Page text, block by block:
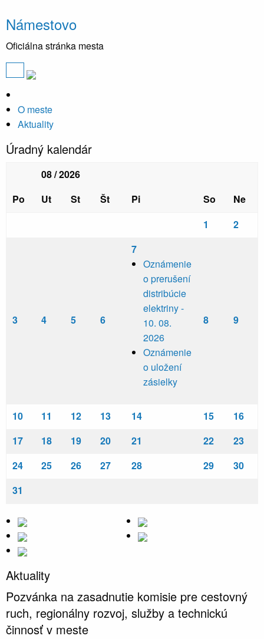
Námestovo
Oficiálna stránka mesta
O meste
Aktuality
Úradný kalendár
08 / 2026
Po
Ut St Št Pi So
Ne
1
2
3 4 5 6
7
Oznámenie
o prerušení
distribúcie
elektriny -
10. 08.
2026
Oznámenie
o uložení
zásielky
8 9
10 11 12 13 14 15
16
17
18 19 20 21 22
23
24
25 26 27 28 29
30
31
Aktuality
Pozvánka na zasadnutie komisie pre cestovný
ruch, regionálny rozvoj, služby a technickú
činnosť v meste